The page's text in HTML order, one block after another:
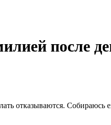
после
отказываются. Собираюсь